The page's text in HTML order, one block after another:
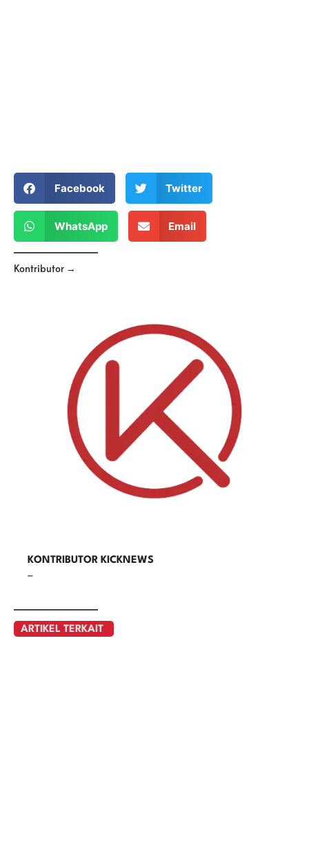
Facebook Twitter
WhatsApp Email
Kontributor →
KONTRIBUTOR KICKNEWS
–
ARTIKEL TERKAIT